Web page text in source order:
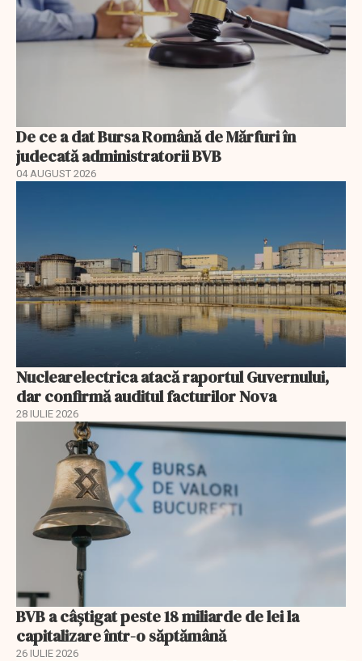
De ce a dat Bursa Română de Mărfuri în
judecată administratorii BVB
04 AUGUST 2026
Nuclearelectrica atacă raportul Guvernului,
dar confirmă auditul facturilor Nova
28 IULIE 2026
BVB a câștigat peste 18 miliarde de lei la
capitalizare într-o săptămână
26 IULIE 2026